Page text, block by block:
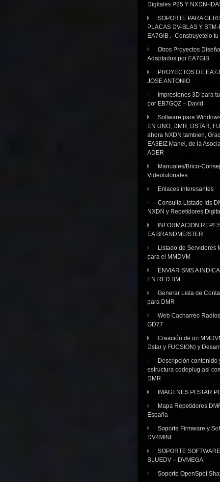
Digitales P25 Y NXDN-
SOPORTE PARA
PLACAS DV-BLAS Y
EA7GIB .- Construyetelo
Otros Proyectos
Adaptados por EA7GIB.
PROYECTOS DE
JOSE ANTONIO
Impresiones 3D para
por EB7GQZ – David
Software para
EN UNO, DMR, DSTAR,
ahora NXDN tambien,
EA3EIZ Manel, de la
ADER
Manuales/Brico-
Videotutoriales
Enlaces interesantes
Consulta Listado Ids
NXDN y Repetidores
INFORMACION
EA BRANDMEISTER
Listado de Servidores
para el MMDVM
ENVIAR SMS A
EN RED BM
Generar Lista de
para DMR
Web Cacharreo
GD77
Creación de un
Dstar y FUCSION) y
Descripción contenido
estructura codeplug asi
DMR
IMAGENES PI STAR
Mapa Repetidores
España
Soporte Firmware y
DV4MINI
SOPORTE SOFTWARE
BLUEDV – DVMEGA
Soporte OpenSpot